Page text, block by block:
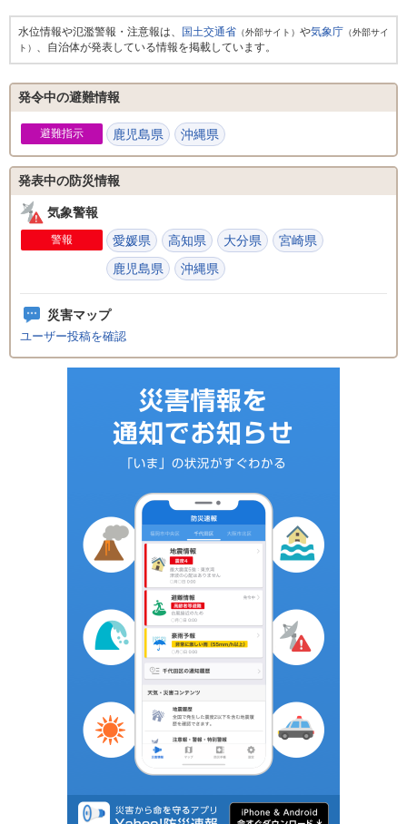
水位情報や氾濫警報・注意報は、 国土交通省 （外部サイト） や気象庁 （外部サイ
ト） 、自治体が発表している情報を掲載しています。
発令中の避難情報
避難指示 鹿児島県 沖縄県
発表中の防災情報
気象警報
警報 愛媛県 高知県 大分県
宮崎県
鹿児島県
沖縄県
災害マップ
ユーザー投稿を確認